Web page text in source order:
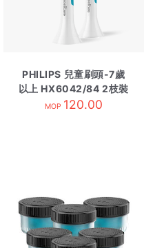
PHILIPS 兒童刷頭-7歲
以上 HX6042/84 2枝裝
MOP 120.00